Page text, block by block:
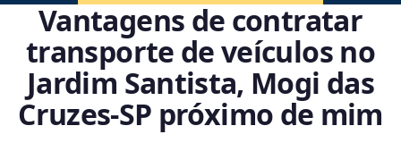
Vantagens de contratar
transporte de veículos no
Jardim Santista, Mogi das
Cruzes‑SP próximo de mim